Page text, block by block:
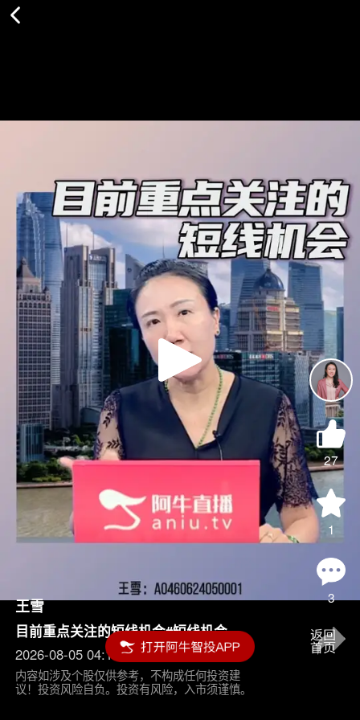
Play
Video
27
1
3
王雪
目前重点关注的短线机会#短线机会
2026-08-05 04:15
内容如涉及个股仅供参考，不构成任何投资建
议！投资风险自负。投资有风险，入市须谨慎。